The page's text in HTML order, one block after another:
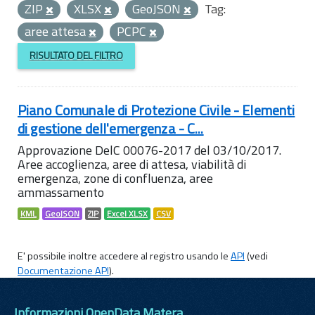
ZIP
XLSX GeoJSON
Tag:
aree attesa
PCPC
RISULTATO DEL FILTRO
Piano Comunale di Protezione Civile - Elementi
di gestione dell'emergenza - C...
Approvazione DelC 00076-2017 del 03/10/2017.
Aree accoglienza, aree di attesa, viabilità di
emergenza, zone di confluenza, aree
ammassamento
KML GeoJSON ZIP Excel XLSX CSV
E' possibile inoltre accedere al registro usando leAPI(vedi
Documentazione API).